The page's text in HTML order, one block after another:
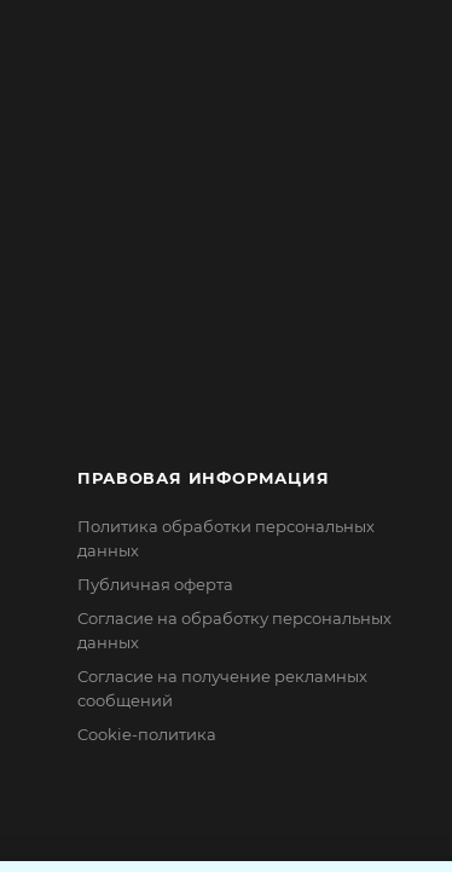
ПРАВОВАЯ ИНФОРМАЦИЯ
Политика обработки персональных
данных
Публичная оферта
Согласие на обработку персональных
данных
Согласие на получение рекламных
сообщений
Cookie-политика